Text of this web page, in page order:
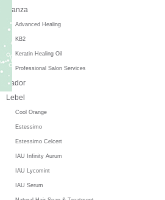
L'anza
Advanced Healing
KB2
Keratin Healing Oil
Professional Salon Services
Lador
Lebel
Cool Orange
Estessimo
Estessimo Celcert
IAU Infinity Aurum
IAU Lycomint
IAU Serum